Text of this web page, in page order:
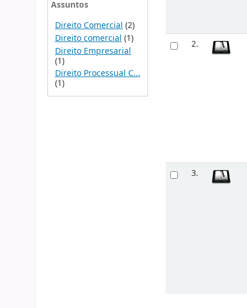
Assuntos
Direito Comercial (2)
Direito comercial (1)
Direito Empresarial
(1)
Direito Processual C...
(1)
2.
3.